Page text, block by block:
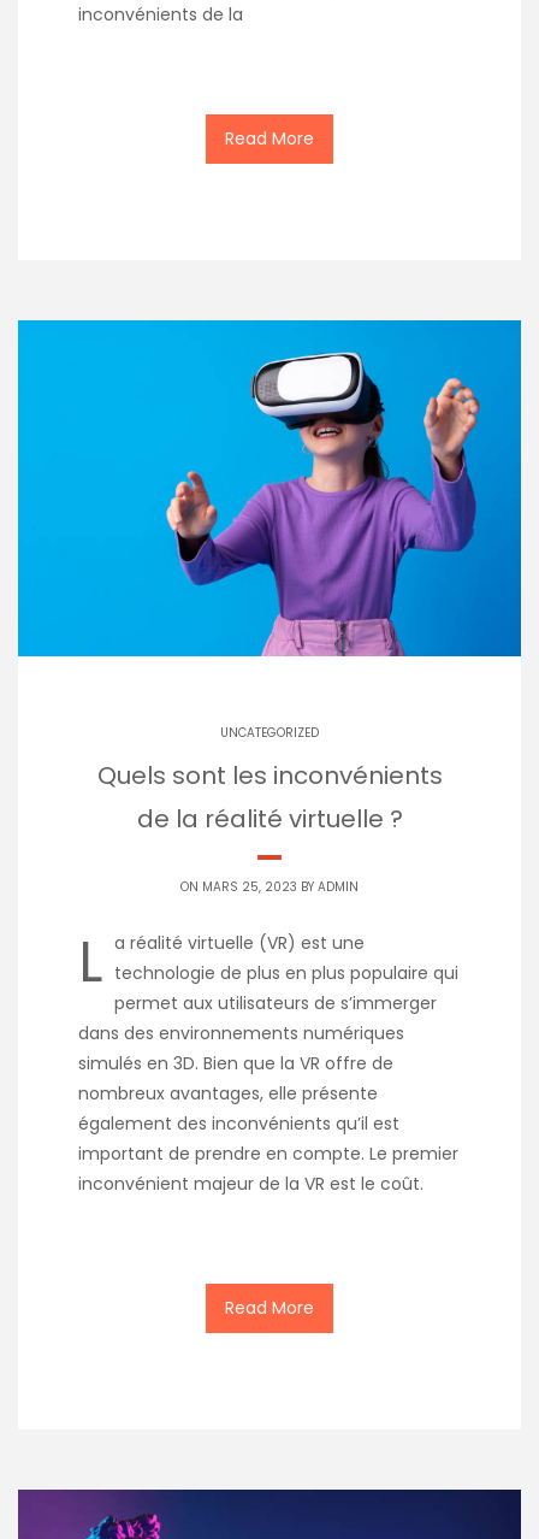
inconvénients de la
Read More
UNCATEGORIZED
Quels sont les inconvénients
de la réalité virtuelle ?
ON MARS 25, 2023 BY ADMIN
L a réalité virtuelle (VR) est une
technologie de plus en plus populaire qui
permet aux utilisateurs de s’immerger
dans des environnements numériques
simulés en 3D. Bien que la VR offre de
nombreux avantages, elle présente
également des inconvénients qu’il est
important de prendre en compte. Le premier
inconvénient majeur de la VR est le coût.
Read More